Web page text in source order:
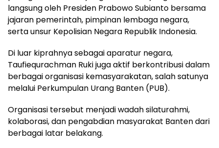
langsung oleh Presiden Prabowo Subianto bersama
jajaran pemerintah, pimpinan lembaga negara,
serta unsur Kepolisian Negara Republik Indonesia.
Di luar kiprahnya sebagai aparatur negara,
Taufiequrachman Ruki juga aktif berkontribusi dalam
berbagai organisasi kemasyarakatan, salah satunya
melalui Perkumpulan Urang Banten (PUB).
Organisasi tersebut menjadi wadah silaturahmi,
kolaborasi, dan pengabdian masyarakat Banten dari
berbagai latar belakang.